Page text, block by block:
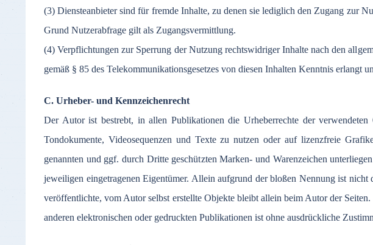
(3) Diensteanbieter sind für fremde Inhalte, zu denen sie lediglich den Zugang zur
Grund Nutzerabfrage gilt als Zugangsvermittlung.
(4) Verpflichtungen zur Sperrung der Nutzung rechtswidriger Inhalte nach den
gemäß § 85 des Telekommunikationsgesetzes von diesen Inhalten Kenntnis erlangt
C. Urheber- und Kennzeichenrecht
Der Autor ist bestrebt, in allen Publikationen die Urheberrechte der
Tondokumente, Videosequenzen und Texte zu nutzen oder auf lizenzfreie
genannten und ggf. durch Dritte geschützten Marken- und Warenzeichen
jeweiligen eingetragenen Eigentümer. Allein aufgrund der bloßen Nennung ist
veröffentlichte, vom Autor selbst erstellte Objekte bleibt allein beim Autor der
anderen elektronischen oder gedruckten Publikationen ist ohne ausdrückliche